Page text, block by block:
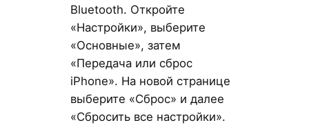
Bluetooth. Откройте
«Настройки», выберите
«Основные», затем
«Передача или сброс
iPhone». На новой странице
выберите «Сброс» и далее
«Сбросить все настройки».